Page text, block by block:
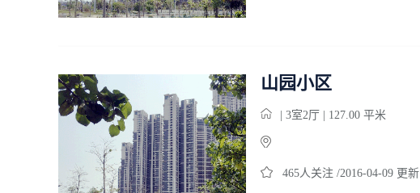
山园小区
| 3室2厅 | 127.00 平米
465人关注 /2016-04-09 更新